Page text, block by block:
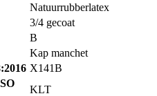
Natuurrubberlatex
3/4 gecoat
B
Kap manchet
X141B
KLT